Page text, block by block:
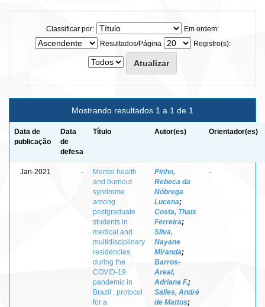
Classificar por:
Em ordem:
Resultados/Página
Registro(s):
Mostrando resultados 1 a 1 de 1
Data de
publicação
Data
de
defesa
Título Autor(es) Orientador(es)
Jan-2021 -
Mental health
and burnout
syndrome
among
postgraduate
students in
medical and
multidisciplinary
residencies
during the
COVID-19
pandemic in
Brazil : protocol
for a
Pinho,
Rebeca da
Nóbrega
Lucena;
Costa, Thais
Ferreira;
Silva,
Nayane
Miranda;
Barros-
Areal,
Adriana F.;
Salles, André
de Mattos;
-